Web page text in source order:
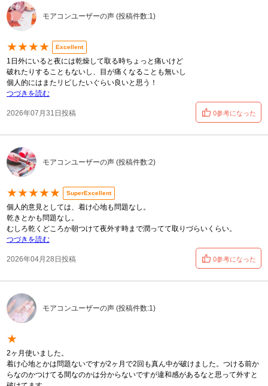
モアコンユーザーの声 (投稿件数:1)
★★★★ Excellent
1日外にいると夜には乾燥して取る時ちょっと痛いけど
破れたりすることもないし、目が痛くなることも無いし
個人的にはまたリピしたいぐらい良いと思う！
つづきを読む
2026年07月31日投稿 0参考になった
モアコンユーザーの声 (投稿件数:2)
★★★★★ SuperExcellent
個人的意見としては、着け心地も問題なし。
乾きとかも問題なし。
むしろ乾くどころか朝つけて夜外す時まで潤ってて取りづらいくらい。
つづきを読む
2026年04月28日投稿 0参考になった
モアコンユーザーの声 (投稿件数:1)
★
2ヶ月使いました。
着け心地とかは問題ないですが2ヶ月で2回も真ん中が破けました。つける前か
らなのかつけてる間なのかは分からないですが違和感があるなと思って外すと